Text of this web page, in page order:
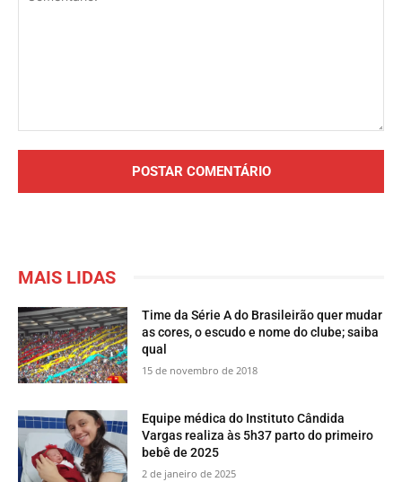
MAIS LIDAS
Time da Série A do Brasileirão quer mudar
as cores, o escudo e nome do clube; saiba
qual
15 de novembro de 2018
Equipe médica do Instituto Cândida
Vargas realiza às 5h37 parto do primeiro
bebê de 2025
2 de janeiro de 2025